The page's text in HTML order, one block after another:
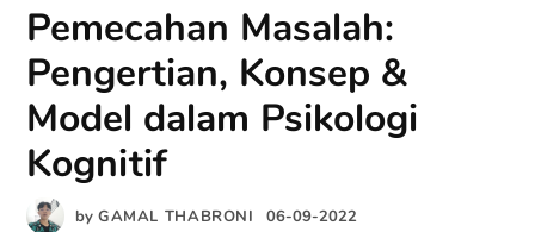
content
Pemecahan Masalah:
Pengertian, Konsep &
Model dalam Psikologi
Kognitif
by GAMAL THABRONI 06-09-2022